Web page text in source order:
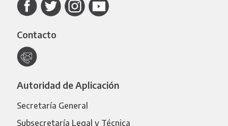
Contacto
Autoridad de Aplicación
Secretaría General
Subsecretaría Legal y Técnica